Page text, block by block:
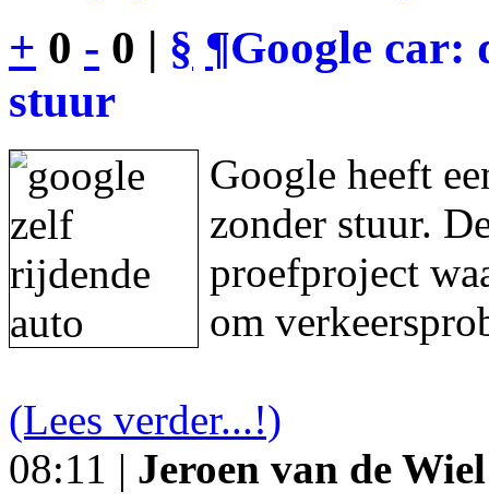
+ 0 - 0 | § ¶Google car:
stuur
Google heeft
zonder stuur.
proefproject
om
(Lees verder...!)
08:11 | Jeroen van de Wiel